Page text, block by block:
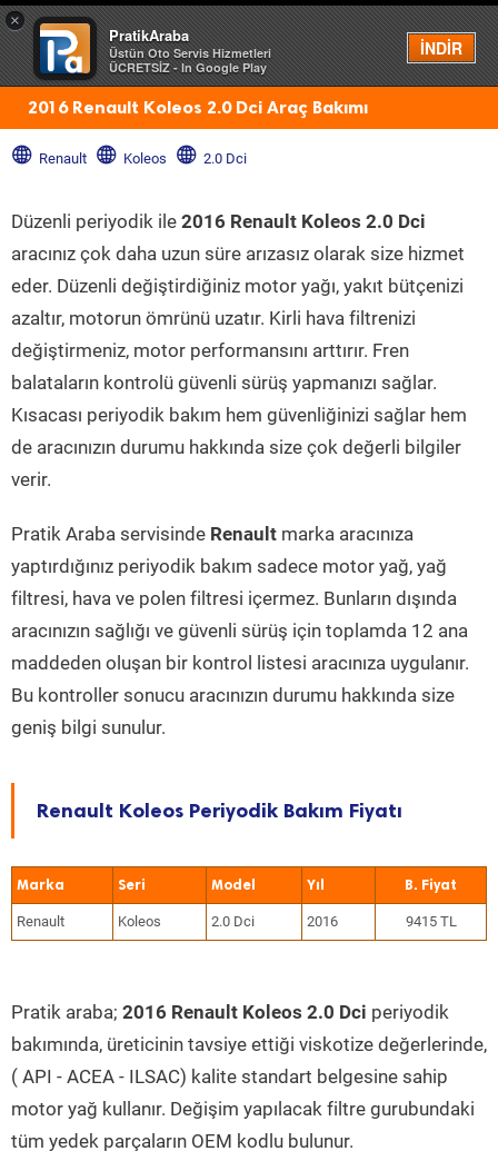
×
PratikAraba
Üstün Oto Servis Hizmetleri
ÜCRETSİZ - In Google Play
İNDİR
Menü
2016 Renault Koleos 2.0 Dci Araç Bakımı
Renault Koleos 2.0 Dci
Düzenli periyodik ile 2016 Renault Koleos 2.0 Dci
aracınız çok daha uzun süre arızasız olarak size hizmet
eder. Düzenli değiştirdiğiniz motor yağı, yakıt bütçenizi
azaltır, motorun ömrünü uzatır. Kirli hava filtrenizi
değiştirmeniz, motor performansını arttırır. Fren
balataların kontrolü güvenli sürüş yapmanızı sağlar.
Kısacası periyodik bakım hem güvenliğinizi sağlar hem
de aracınızın durumu hakkında size çok değerli bilgiler
verir.
Pratik Araba servisinde Renault marka aracınıza
yaptırdığınız periyodik bakım sadece motor yağ, yağ
filtresi, hava ve polen filtresi içermez. Bunların dışında
aracınızın sağlığı ve güvenli sürüş için toplamda 12 ana
maddeden oluşan bir kontrol listesi aracınıza uygulanır.
Bu kontroller sonucu aracınızın durumu hakkında size
geniş bilgi sunulur.
Renault Koleos Periyodik Bakım Fiyatı
Marka Seri Model Yıl
Renault Koleos 2.0 Dci 2016 9415 TL
Pratik araba; 2016 Renault Koleos 2.0 Dci periyodik
bakımında, üreticinin tavsiye ettiği viskotize değerlerinde,
( API - ACEA - ILSAC) kalite standart belgesine sahip
motor yağ kullanır. Değişim yapılacak filtre gurubundaki
tüm yedek parçaların OEM kodlu bulunur.